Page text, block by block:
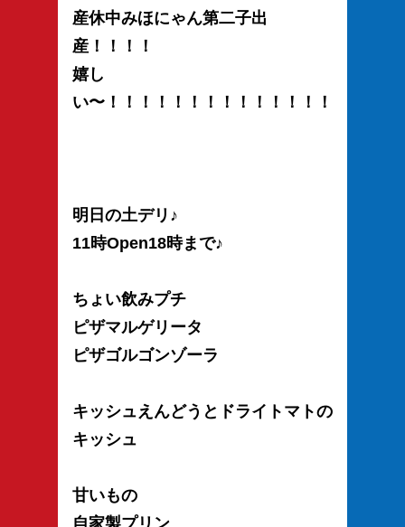
産休中みほにゃん第二子出
産！！！！
嬉し
い〜！！！！！！！！！！！！！！
明日の土デリ♪
11時Open18時まで♪
ちょい飲みプチ
ピザマルゲリータ
ピザゴルゴンゾーラ
キッシュえんどうとドライトマトの
キッシュ
甘いもの
自家製プリン